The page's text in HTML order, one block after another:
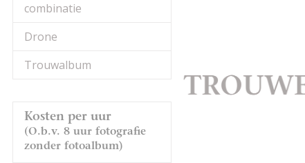
combinatie
Drone
Trouwalbum
Kosten per uur
(O.b.v. 8 uur fotografie
zonder fotoalbum)